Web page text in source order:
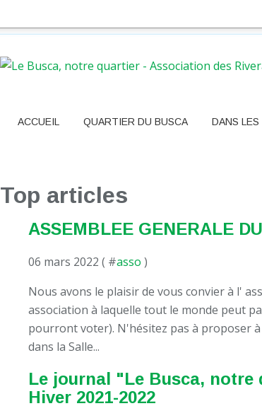
ACCUEIL QUARTIER DU BUSCA DANS LES
Top articles
ASSEMBLEE GENERALE
06 mars 2022 ( #asso )
Nous avons le plaisir de vous convier à l'
association à laquelle tout le monde peut
pourront voter). N'hésitez pas à proposer
dans la Salle...
Le journal "Le Busca, notre
Hiver 2021-2022